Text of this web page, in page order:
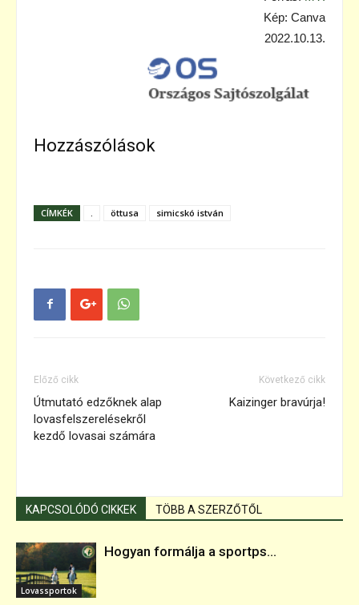
Kép: Canva
2022.10.13.
Hozzászólások
CÍMKÉK öttusa simicskó istván
Előző cikk
Útmutató edzőknek alap
lovasfelszerelésekről
kezdő lovasai számára
Következő cikk
Kaizinger bravúrja!
KAPCSOLÓDÓ CIKKEK TÖBB A SZERZŐTŐL
Lovassportok
Hogyan formálja a sportps...